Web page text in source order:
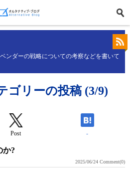
ンダーの戦略についての考察などを書いて
ゴリーの投稿 (3/9)
Post -
か?
2025/06/24 Comment(0)